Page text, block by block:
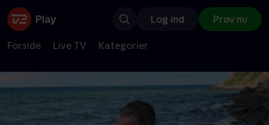
Log ind Prøv nu
Forside Live TV Kategorier